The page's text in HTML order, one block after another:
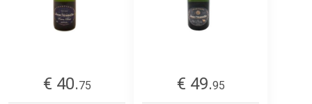
€ 40.75
€ 49.95